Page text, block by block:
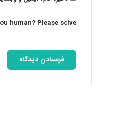
human? Please solve: